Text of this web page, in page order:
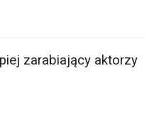
zarabiający aktorzy